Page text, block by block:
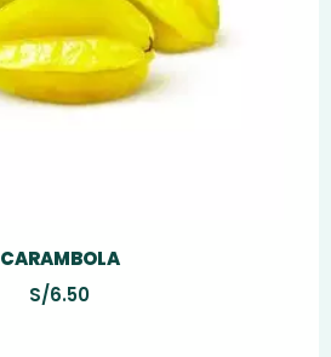
CARAMBOLA
S/6.50